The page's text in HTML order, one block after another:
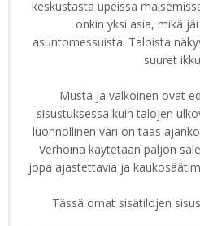
keskustasta upeissa
onkin yksi asia, mikä
asuntomessuista. Taloista
suuret
Musta ja valkoinen ovat
sisustuksessa kuin talojen
luonnollinen väri on taas
Verhoina käytetään paljon
jopa ajastettavia ja
Tässä omat sisätilojen